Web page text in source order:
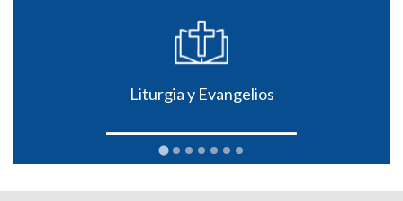
Liturgia y Evangelios